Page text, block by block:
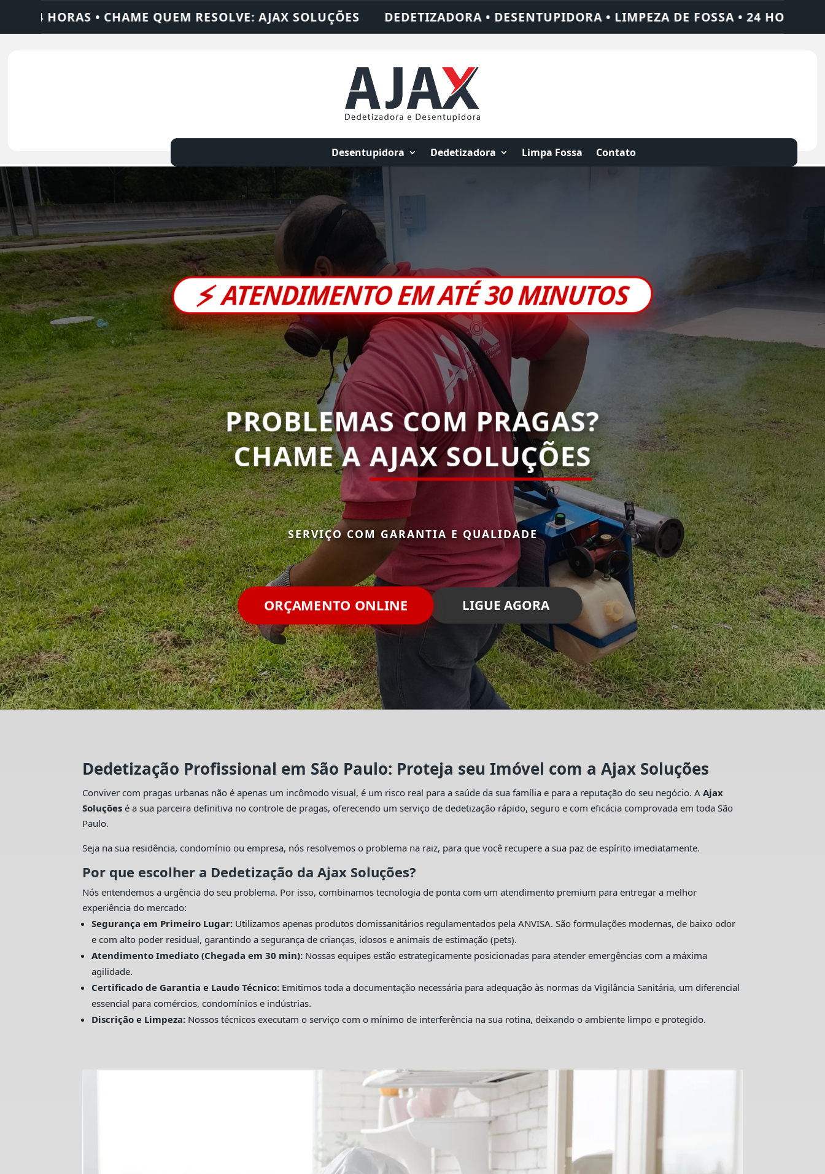
AJAX SOLUÇÕES DEDETIZADORA • DESENTUPIDORA • LIMPEZA DE FOSSA • 24 HORAS • CHAME QUEM RESOLVE: AJAX
Desentupidora Dedetizadora Limpa Fossa Contato
⚡ATENDIMENTO EM ATÉ 30 MINUTOS
PROBLEMAS COM PRAGAS?
CHAME AAJAX SOLUÇÕES
SERVIÇO COM GARANTIA E QUALIDADE
ORÇAMENTO ONLINE LIGUE AGORA
Dedetização Profissional em São Paulo: Proteja seu Imóvel com a Ajax Soluções
Conviver com pragas urbanas não é apenas um incômodo visual, é um risco real para a saúde da sua família e para a reputação do seu negócio. AAjax
Soluções é a sua parceira definitiva no controle de pragas, oferecendo um serviço de dedetização rápido, seguro e com eficácia comprovada em toda São
Paulo.
Seja na sua residência, condomínio ou empresa, nós resolvemos o problema na raiz, para que você recupere a sua paz de espírito imediatamente.
Por que escolher a Dedetização da Ajax Soluções?
Nós entendemos a urgência do seu problema. Por isso, combinamos tecnologia de ponta com um atendimento premium para entregar a melhor
experiência do mercado:
Segurança em Primeiro Lugar: Utilizamos apenas produtos domissanitários regulamentados pela ANVISA. São formulações modernas, de baixo odor
e com alto poder residual, garantindo a segurança de crianças, idosos e animais de estimação (pets).
Atendimento Imediato (Chegada em 30 min): Nossas equipes estão estrategicamente posicionadas para atender emergências com a máxima
agilidade.
Certificado de Garantia e Laudo Técnico: Emitimos toda a documentação necessária para adequação às normas da Vigilância Sanitária, um diferencial
essencial para comércios, condomínios e indústrias.
Discrição e Limpeza: Nossos técnicos executam o serviço com o mínimo de interferência na sua rotina, deixando o ambiente limpo e protegido.